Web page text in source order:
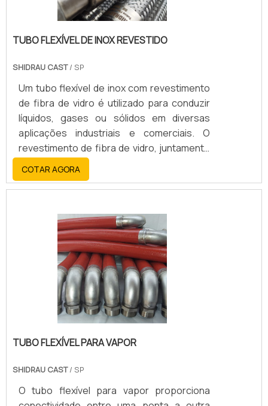
TUBO FLEXÍVEL DE INOX REVESTIDO
SHIDRAU CAST/ SP
Um tubo flexível de inox com revestimento
de fibra de vidro é utilizado para conduzir
líquidos, gases ou sólidos em diversas
aplicações industriais e comerciais. O
revestimento de fibra de vidro, juntamente
com o aço inoxidável, oferece alta
resistência, durabilidade, flexibilidade e
resistência a altas temperaturas, corrosão
COTAR AGORA
TUBO FLEXÍVEL PARA VAPOR
SHIDRAU CAST/ SP
O tubo flexível para vapor proporciona